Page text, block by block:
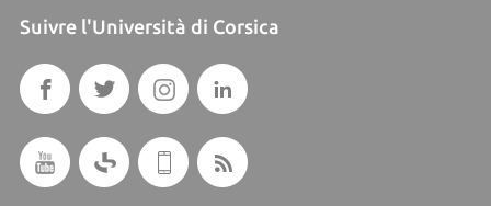
Suivre l'Università di Corsica